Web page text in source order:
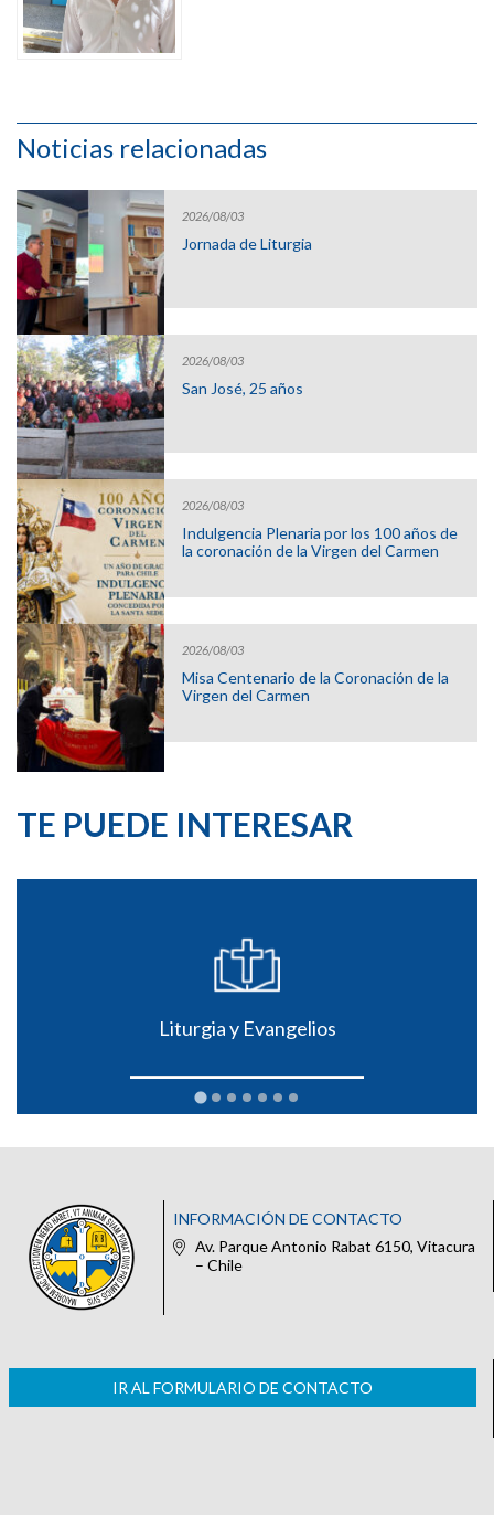
Noticias relacionadas
2026/08/03
Jornada de Liturgia
2026/08/03
San José, 25 años
2026/08/03
Indulgencia Plenaria por los 100 años de
la coronación de la Virgen del Carmen
2026/08/03
Misa Centenario de la Coronación de la
Virgen del Carmen
TE PUEDE INTERESAR
Liturgia y Evangelios
INFORMACIÓN DE CONTACTO
Av. Parque Antonio Rabat 6150, Vitacura
– Chile
IR AL FORMULARIO DE CONTACTO